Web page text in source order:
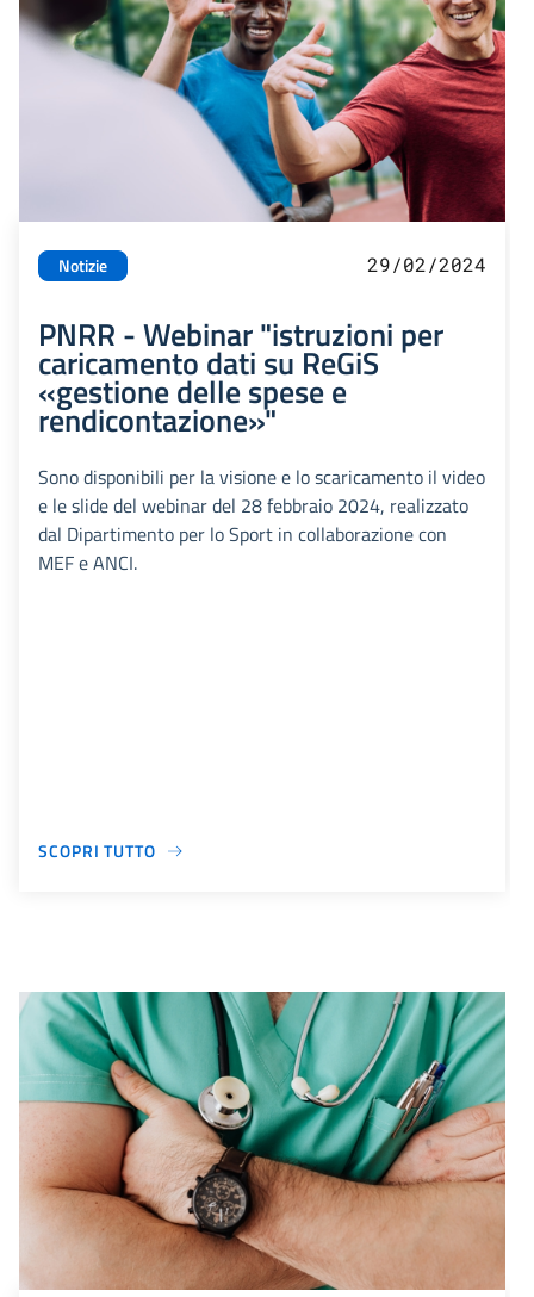
Notizie 29/02/2024
PNRR - Webinar "istruzioni per
caricamento dati su ReGiS
«gestione delle spese e
rendicontazione»"
Sono disponibili per la visione e lo scaricamento il video
e le slide del webinar del 28 febbraio 2024, realizzato
dal Dipartimento per lo Sport in collaborazione con
MEF e ANCI.
SCOPRI TUTTO